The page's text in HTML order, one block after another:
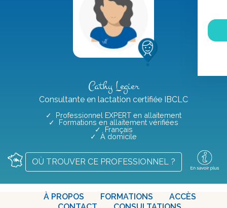
Cathy Legier
Consultante en lactation certifiée IBCLC
✓ Professionnel EXPERT en allaitement
✓ Formations en allaitement vérifiées
✓ Français
✓ À domicile
OÙ TROUVER CE PROFESSIONNEL ?
À PROPOS FORMATIONS
ACCÈS